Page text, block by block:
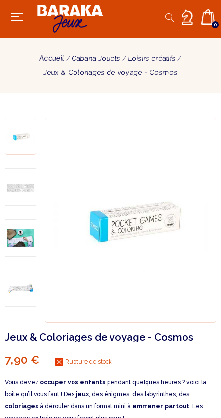
0
Accueil Cabana Jouets
Loisirs créatifs
Jeux & Coloriages de voyage - Cosmos
Jeux & Coloriages de voyage - Cosmos
7,90 € Rupture de stock
Vous devez occuper vos enfants pendant quelques heures ? voici la
boîte qu’il vous faut ! Des jeux, des énigmes, des labyrinthes, des
coloriages à dérouler dans un format mini à emmener partout. Les